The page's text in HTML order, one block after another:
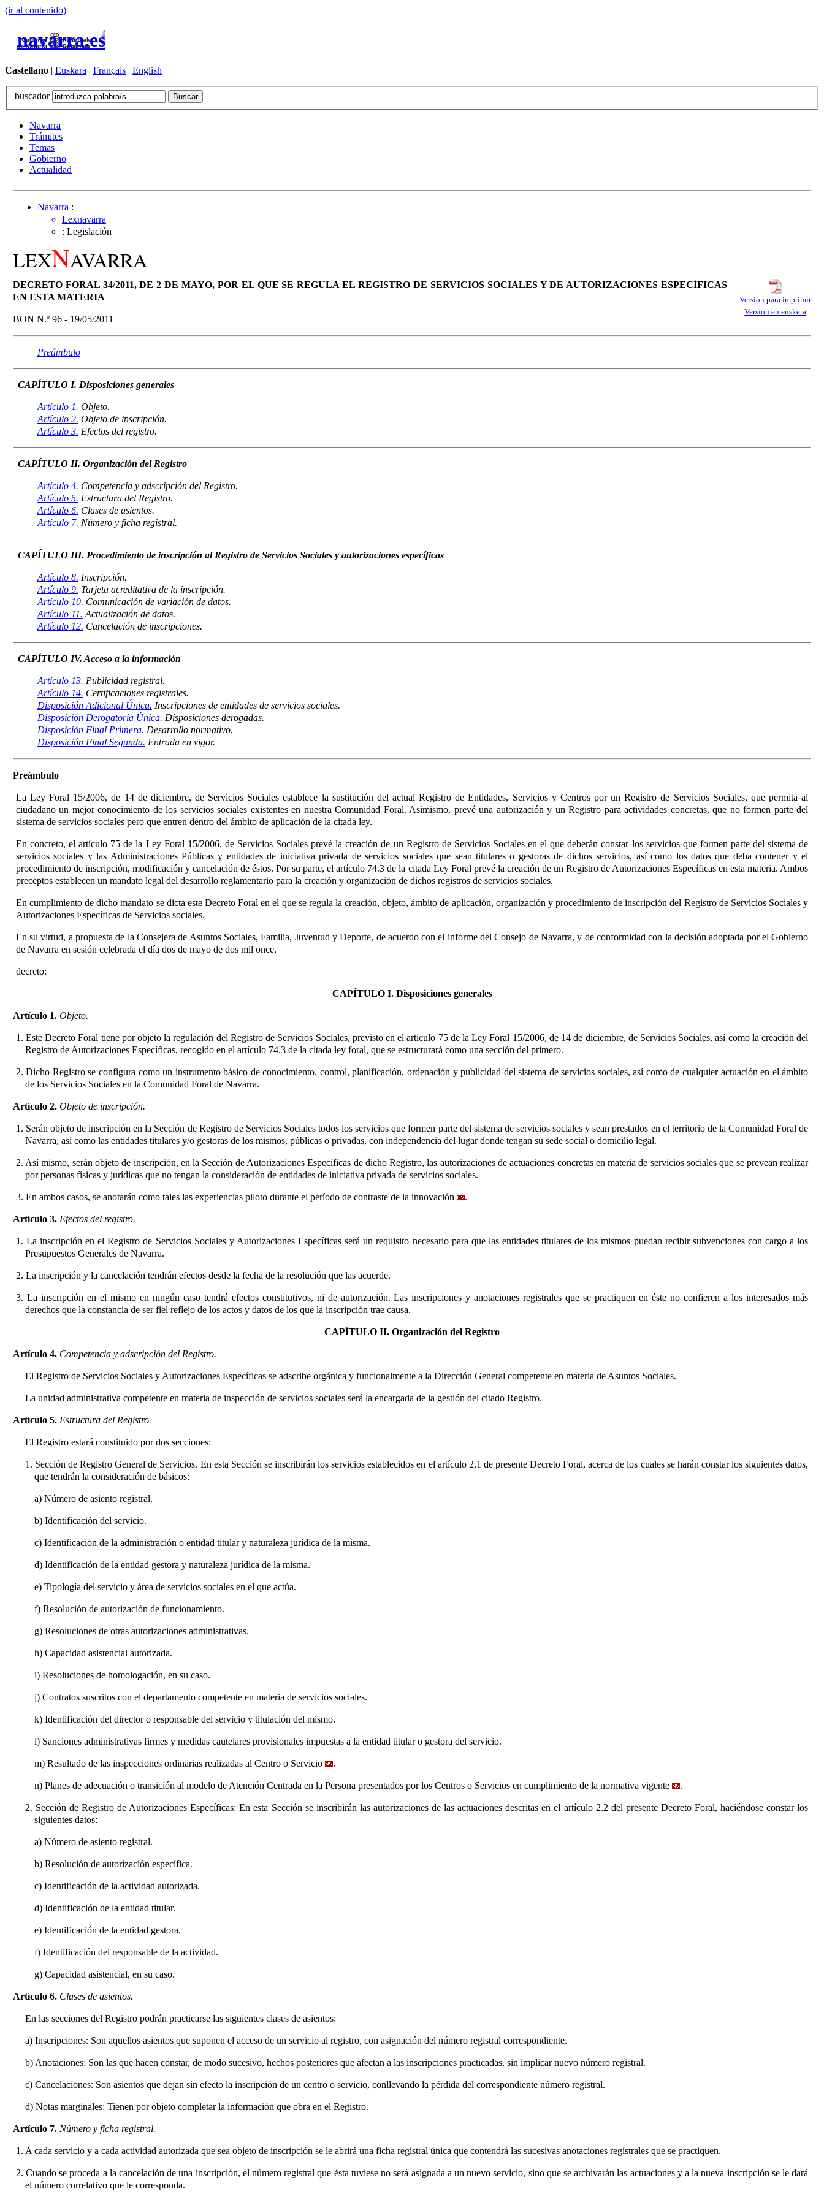
(ir al contenido)
navarra.es
Castellano | Euskara | Français | English
buscador
Navarra
Trámites
Temas
Gobierno
Actualidad
Navarra:
Lexnavarra
: Legislación
LEXNAVARRA
Versión para imprimir
Version en euskera
DECRETO FORAL 34/2011, DE 2 DE MAYO, POR EL QUE SE REGULA EL REGISTRO DE SERVICIOS SOCIALES Y DE AUTORIZACIONES ESPECÍFICAS
EN ESTA MATERIA
BON N.º 96 - 19/05/2011
Preámbulo
CAPÍTULO I. Disposiciones generales
Artículo 1. Objeto.
Artículo 2. Objeto de inscripción.
Artículo 3. Efectos del registro.
CAPÍTULO II. Organización del Registro
Artículo 4. Competencia y adscripción del Registro.
Artículo 5. Estructura del Registro.
Artículo 6. Clases de asientos.
Artículo 7. Número y ficha registral.
CAPÍTULO III. Procedimiento de inscripción al Registro de Servicios Sociales y autorizaciones específicas
Artículo 8. Inscripción.
Artículo 9. Tarjeta acreditativa de la inscripción.
Artículo 10. Comunicación de variación de datos.
Artículo 11. Actualización de datos.
Artículo 12. Cancelación de inscripciones.
CAPÍTULO IV. Acceso a la información
Artículo 13. Publicidad registral.
Artículo 14. Certificaciones registrales.
Disposición Adicional Única. Inscripciones de entidades de servicios sociales.
Disposición Derogatoria Única. Disposiciones derogadas.
Disposición Final Primera. Desarrollo normativo.
Disposición Final Segunda. Entrada en vigor.
Preámbulo
La Ley Foral 15/2006, de 14 de diciembre, de Servicios Socialesestablece la sustitución del actual Registro de Entidades, Servicios y Centros por un Registro de Servicios Sociales, que permita al
ciudadano un mejor conocimiento de los servicios sociales existentes en nuestra Comunidad Foral. Asimismo, prevé una autorización y un Registro para actividades concretas, que no formen parte del
sistema de servicios sociales pero que entren dentro del ámbito de aplicación de la citada ley.
En concreto, el artículo 75de la Ley Foral 15/2006, de Servicios Sociales prevé la creación de un Registro de Servicios Sociales en el que deberán constar los servicios que formen parte del sistema de
servicios sociales y las Administraciones Públicas y entidades de iniciativa privada de servicios sociales que sean titulares o gestoras de dichos servicios, así como los datos que deba contener y el
procedimiento de inscripción, modificación y cancelación de éstos. Por su parte, el artículo 74.3de la citada Ley Foral prevé la creación de un Registro de Autorizaciones Específicas en esta materia. Ambos
preceptos establecen un mandato legal del desarrollo reglamentario para la creación y organización de dichos registros de servicios sociales.
En cumplimiento de dicho mandato se dicta este Decreto Foral en el que se regula la creación, objeto, ámbito de aplicación, organización y procedimiento de inscripción del Registro de Servicios Sociales y
Autorizaciones Específicas de Servicios sociales.
En su virtud, a propuesta de la Consejera de Asuntos Sociales, Familia, Juventud y Deporte, de acuerdo con el informe del Consejo de Navarra, y de conformidad con la decisión adoptada por el Gobierno
de Navarra en sesión celebrada el día dos de mayo de dos mil once,
decreto:
CAPÍTULO I. Disposiciones generales
Artículo 1. Objeto.
1. Este Decreto Foral tiene por objeto la regulación del Registro de Servicios Sociales, previsto en el artículo 75 de la Ley Foral 15/2006, de 14 de diciembre, de Servicios Sociales, así como la creación del
Registro de Autorizaciones Específicas, recogido en el artículo 74.3 de la citada ley foral, que se estructurará como una sección del primero.
2. Dicho Registro se configura como un instrumento básico de conocimiento, control, planificación, ordenación y publicidad del sistema de servicios sociales, así como de cualquier actuación en el ámbito
de los Servicios Sociales en la Comunidad Foral de Navarra.
Artículo 2. Objeto de inscripción.
1. Serán objeto de inscripción en la Sección de Registro de Servicios Sociales todos los servicios que formen parte del sistema de servicios sociales y sean prestados en el territorio de la Comunidad Foral de
Navarra, así como las entidades titulares y/o gestoras de los mismos, públicas o privadas, con independencia del lugar donde tengan su sede social o domicilio legal.
2. Así mismo, serán objeto de inscripción, en la Sección de Autorizaciones Específicas de dicho Registro, las autorizaciones de actuaciones concretas en materia de servicios sociales que se prevean realizar
por personas físicas y jurídicas que no tengan la consideración de entidades de iniciativa privada de servicios sociales.
3. En ambos casos, se anotarán como tales las experiencias piloto durante el período de contraste de la innovación .
Artículo 3. Efectos del registro.
1. La inscripción en el Registro de Servicios Sociales y Autorizaciones Específicas será un requisito necesario para que las entidades titulares de los mismos puedan recibir subvenciones con cargo a los
Presupuestos Generales de Navarra.
2. La inscripción y la cancelación tendrán efectos desde la fecha de la resolución que las acuerde.
3. La inscripción en el mismo en ningún caso tendrá efectos constitutivos, ni de autorización. Las inscripciones y anotaciones registrales que se practiquen en éste no confieren a los interesados más
derechos que la constancia de ser fiel reflejo de los actos y datos de los que la inscripción trae causa.
CAPÍTULO II. Organización del Registro
Artículo 4. Competencia y adscripción del Registro.
El Registro de Servicios Sociales y Autorizaciones Específicas se adscribe orgánica y funcionalmente a la Dirección General competente en materia de Asuntos Sociales.
La unidad administrativa competente en materia de inspección de servicios sociales será la encargada de la gestión del citado Registro.
Artículo 5. Estructura del Registro.
El Registro estará constituido por dos secciones:
1. Sección de Registro General de Servicios. En esta Sección se inscribirán los servicios establecidos en el artículo 2,1 de presente Decreto Foral, acerca de los cuales se harán constar los siguientes datos,
que tendrán la consideración de básicos:
a) Número de asiento registral.
b) Identificación del servicio.
c) Identificación de la administración o entidad titular y naturaleza jurídica de la misma.
d) Identificación de la entidad gestora y naturaleza jurídica de la misma.
e) Tipología del servicio y área de servicios sociales en el que actúa.
f) Resolución de autorización de funcionamiento.
g) Resoluciones de otras autorizaciones administrativas.
h) Capacidad asistencial autorizada.
i) Resoluciones de homologación, en su caso.
j) Contratos suscritos con el departamento competente en materia de servicios sociales.
k) Identificación del director o responsable del servicio y titulación del mismo.
l) Sanciones administrativas firmes y medidas cautelares provisionales impuestas a la entidad titular o gestora del servicio.
m) Resultado de las inspecciones ordinarias realizadas al Centro o Servicio .
n) Planes de adecuación o transición al modelo de Atención Centrada en la Persona presentados por los Centros o Servicios en cumplimiento de la normativa vigente .
2. Sección de Registro de Autorizaciones Específicas: En esta Sección se inscribirán las autorizaciones de las actuaciones descritas en el artículo 2.2 del presente Decreto Foral, haciéndose constar los
siguientes datos:
a) Número de asiento registral.
b) Resolución de autorización específica.
c) Identificación de la actividad autorizada.
d) Identificación de la entidad titular.
e) Identificación de la entidad gestora.
f) Identificación del responsable de la actividad.
g) Capacidad asistencial, en su caso.
Artículo 6. Clases de asientos.
En las secciones del Registro podrán practicarse las siguientes clases de asientos:
a) Inscripciones: Son aquellos asientos que suponen el acceso de un servicio al registro, con asignación del número registral correspondiente.
b) Anotaciones: Son las que hacen constar, de modo sucesivo, hechos posteriores que afectan a las inscripciones practicadas, sin implicar nuevo número registral.
c) Cancelaciones: Son asientos que dejan sin efecto la inscripción de un centro o servicio, conllevando la pérdida del correspondiente número registral.
d) Notas marginales: Tienen por objeto completar la información que obra en el Registro.
Artículo 7. Número y ficha registral.
1. A cada servicio y a cada actividad autorizada que sea objeto de inscripción se le abrirá una ficha registral única que contendrá las sucesivas anotaciones registrales que se practiquen.
2. Cuando se proceda a la cancelación de una inscripción, el número registral que ésta tuviese no será asignada a un nuevo servicio, sino que se archivarán las actuaciones y a la nueva inscripción se le dará
el número correlativo que le corresponda.